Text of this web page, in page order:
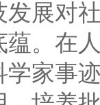
展对
。在
家事